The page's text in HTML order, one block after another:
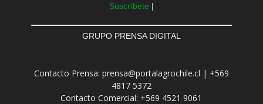
Suscríbete |
GRUPO PRENSA DIGITAL
Contacto Prensa: prensa@portalagrochile.cl | +569
4817 5372
Contacto Comercial: +569 4521 9061